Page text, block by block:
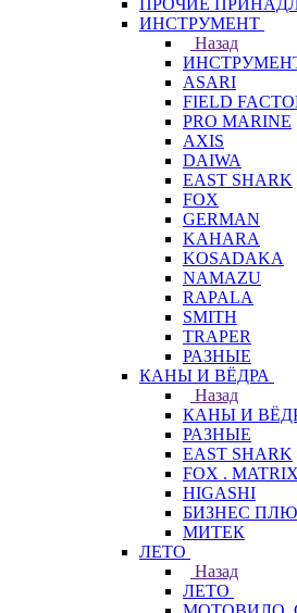
ПРОЧИЕ
ИНСТРУМЕНТ
Назад
ASARI
FIELD
PRO MARINE
AXIS
DAIWA
EAST SHARK
FOX
GERMAN
KAHARA
KOSADAKA
NAMAZU
RAPALA
SMITH
TRAPER
РАЗНЫЕ
КАНЫ И ВЁДРА
Назад
КАНЫ И
РАЗНЫЕ
EAST SHARK
FOX . MATRIX
HIGASHI
БИЗНЕС
МИТЕК
ЛЕТО
Назад
ЛЕТО